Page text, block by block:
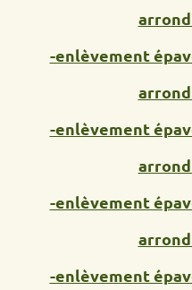
-enlèvement
-enlèvement
-enlèvement
-enlèvement